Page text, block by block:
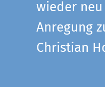
wieder
Anregung
Christian